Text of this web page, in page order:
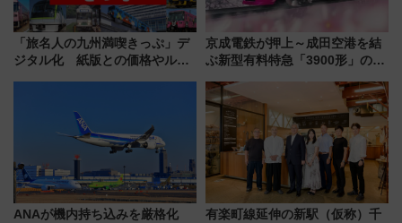
「旅名人の九州満喫きっぷ」デ
ジタル化 紙版との価格やルー
京成電鉄が押上～成田空港を結
ぶ新型有料特急「3900形」のコ
募集も実施
ANAが機内持ち込みを厳格化
有楽町線延伸の新駅（仮称）千